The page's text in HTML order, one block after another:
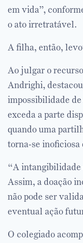
em vida”,
o ato irretratável.
A filha, então,
Ao julgar o
Andrighi,
impossibilidade
exceda a parte
quando uma
torna-se
“A intangibilidade
Assim, a doação
não pode ser
eventual ação
O colegiado